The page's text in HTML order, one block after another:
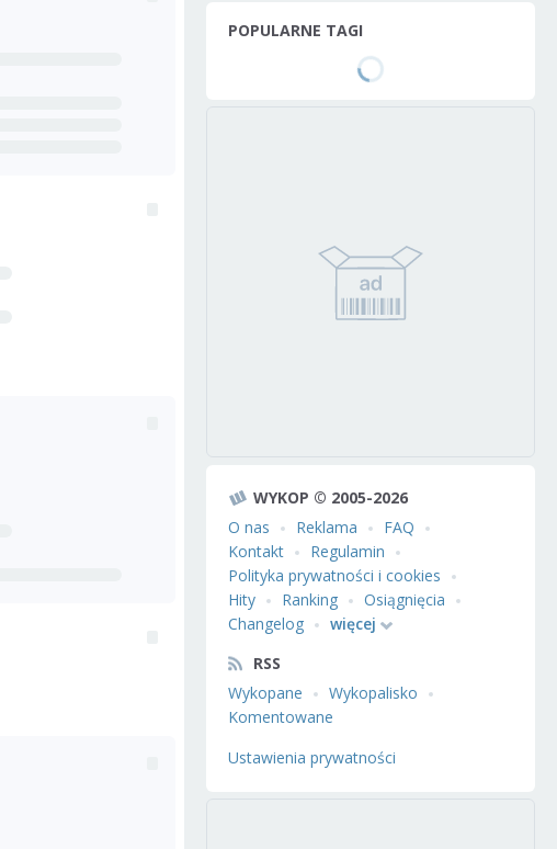
POPULARNE TAGI
WYKOP © 2005-2026
O nas
Reklama
FAQ
Kontakt
Regulamin
Polityka prywatności i cookies
Hity
Ranking
Osiągnięcia
Changelog
więcej
RSS
Wykopane
Wykopalisko
Komentowane
Ustawienia prywatności